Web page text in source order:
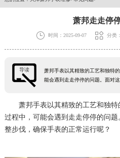
萧邦走走停
 时间：2025-09-07  分类：
导读
萧邦手表以其精致的工艺和独特
能会遇到走走停停的问题。面对
萧邦手表以其精致的工艺和独特
过程中，可能会遇到走走停停的问
整步伐，确保手表的正常运行呢？